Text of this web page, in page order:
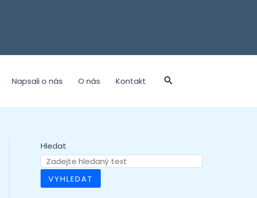
Napsali o nás O nás Kontakt
Hledat
VYHLEDAT